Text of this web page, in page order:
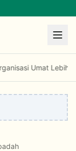
Tata Kelola